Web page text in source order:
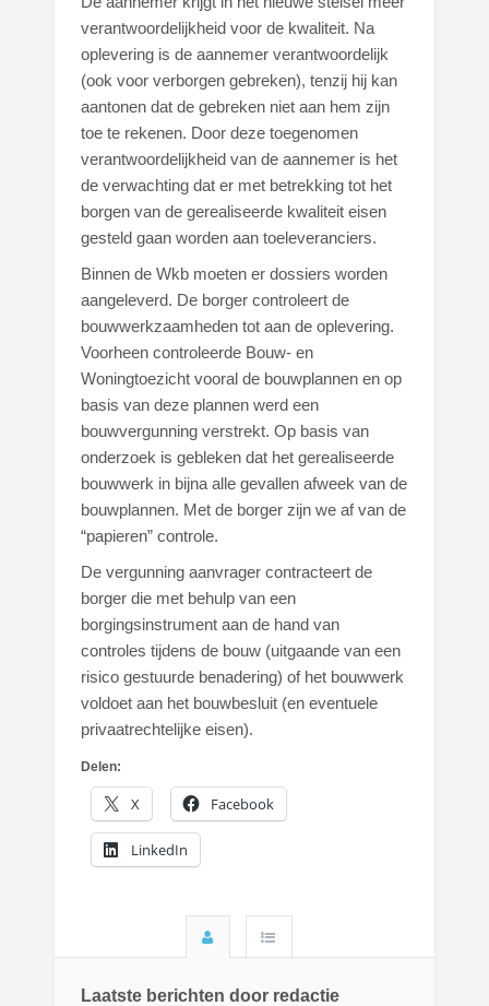
verantwoordelijkheid voor de kwaliteit. Na
oplevering is de aannemer verantwoordelijk
(ook voor verborgen gebreken), tenzij hij kan
aantonen dat de gebreken niet aan hem zijn
toe te rekenen. Door deze toegenomen
verantwoordelijkheid van de aannemer is het
de verwachting dat er met betrekking tot het
borgen van de gerealiseerde kwaliteit eisen
gesteld gaan worden aan toeleveranciers.
Binnen de Wkb moeten er dossiers worden
aangeleverd. De borger controleert de
bouwwerkzaamheden tot aan de oplevering.
Voorheen controleerde Bouw- en
Woningtoezicht vooral de bouwplannen en op
basis van deze plannen werd een
bouwvergunning verstrekt. Op basis van
onderzoek is gebleken dat het gerealiseerde
bouwwerk in bijna alle gevallen afweek van de
bouwplannen. Met de borger zijn we af van de
“papieren” controle.
De vergunning aanvrager contracteert de
borger die met behulp van een
borgingsinstrument aan de hand van
controles tijdens de bouw (uitgaande van een
risico gestuurde benadering) of het bouwwerk
voldoet aan het bouwbesluit (en eventuele
privaatrechtelijke eisen).
Delen:
X Facebook
LinkedIn
Laatste berichten door redactie